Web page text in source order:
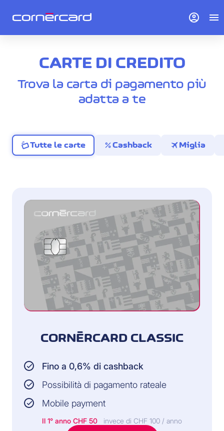
CARTE DI CREDITO
Trova la carta di pagamento più
adatta a te
Tutte le carte percentCashback travel Miglia
CORNÈRCARD CLASSIC
Fino a 0,6% di cashback
Possibilità di pagamento rateale
Mobile payment
Il 1° anno CHF 50 invece di CHF 100 / anno
account_circle menu